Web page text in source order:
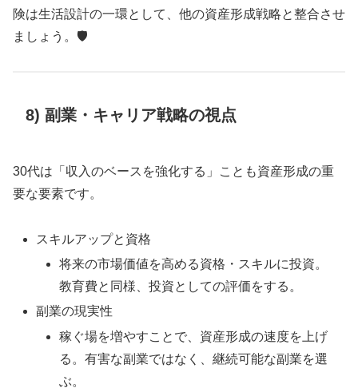
険は生活設計の一環として、他の資産形成戦略と整合させ
ましょう。🛡️
8) 副業・キャリア戦略の視点
30代は「収入のベースを強化する」ことも資産形成の重
要な要素です。
スキルアップと資格
将来の市場価値を高める資格・スキルに投資。
教育費と同様、投資としての評価をする。
副業の現実性
稼ぐ場を増やすことで、資産形成の速度を上げ
る。有害な副業ではなく、継続可能な副業を選
ぶ。